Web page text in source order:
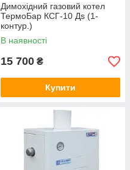
Димохідний газовий котел
ТермоБар КСГ-10 Дѕ (1-
контур.)
В наявності
15 700 ₴
Купити